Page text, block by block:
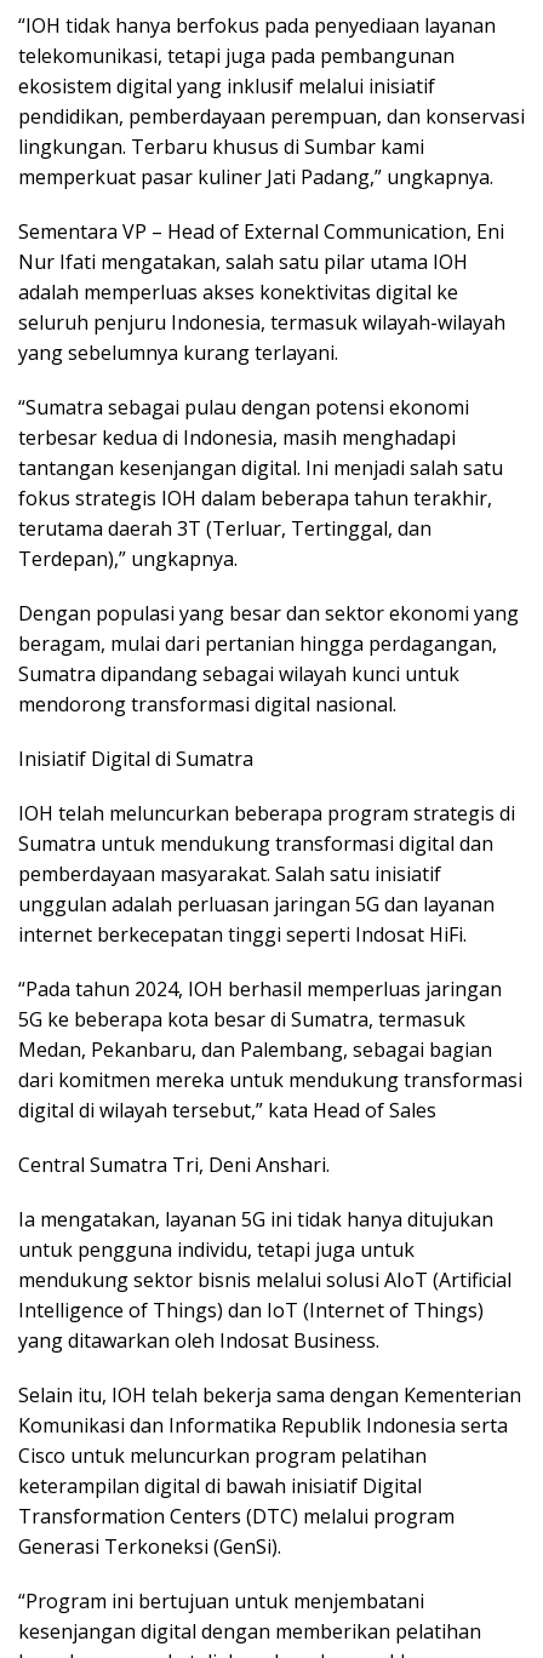
“IOH tidak hanya berfokus pada penyediaan layanan
telekomunikasi, tetapi juga pada pembangunan
ekosistem digital yang inklusif melalui inisiatif
pendidikan, pemberdayaan perempuan, dan konservasi
lingkungan. Terbaru khusus di Sumbar kami
memperkuat pasar kuliner Jati Padang,” ungkapnya.
Sementara VP – Head of External Communication, Eni
Nur Ifati mengatakan, salah satu pilar utama IOH
adalah memperluas akses konektivitas digital ke
seluruh penjuru Indonesia, termasuk wilayah-wilayah
yang sebelumnya kurang terlayani.
“Sumatra sebagai pulau dengan potensi ekonomi
terbesar kedua di Indonesia, masih menghadapi
tantangan kesenjangan digital. Ini menjadi salah satu
fokus strategis IOH dalam beberapa tahun terakhir,
terutama daerah 3T (Terluar, Tertinggal, dan
Terdepan),” ungkapnya.
Dengan populasi yang besar dan sektor ekonomi yang
beragam, mulai dari pertanian hingga perdagangan,
Sumatra dipandang sebagai wilayah kunci untuk
mendorong transformasi digital nasional.
Inisiatif Digital di Sumatra
IOH telah meluncurkan beberapa program strategis di
Sumatra untuk mendukung transformasi digital dan
pemberdayaan masyarakat. Salah satu inisiatif
unggulan adalah perluasan jaringan 5G dan layanan
internet berkecepatan tinggi seperti Indosat HiFi.
“Pada tahun 2024, IOH berhasil memperluas jaringan
5G ke beberapa kota besar di Sumatra, termasuk
Medan, Pekanbaru, dan Palembang, sebagai bagian
dari komitmen mereka untuk mendukung transformasi
digital di wilayah tersebut,” kata Head of Sales
Central Sumatra Tri, Deni Anshari.
Ia mengatakan, layanan 5G ini tidak hanya ditujukan
untuk pengguna individu, tetapi juga untuk
mendukung sektor bisnis melalui solusi AIoT (Artificial
Intelligence of Things) dan IoT (Internet of Things)
yang ditawarkan oleh Indosat Business.
Selain itu, IOH telah bekerja sama dengan Kementerian
Komunikasi dan Informatika Republik Indonesia serta
Cisco untuk meluncurkan program pelatihan
keterampilan digital di bawah inisiatif Digital
Transformation Centers (DTC) melalui program
Generasi Terkoneksi (GenSi).
“Program ini bertujuan untuk menjembatani
kesenjangan digital dengan memberikan pelatihan